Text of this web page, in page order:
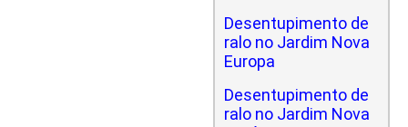
Desentupimento de
ralo no Jardim Nova
Europa
Desentupimento de
ralo no Jardim Nova